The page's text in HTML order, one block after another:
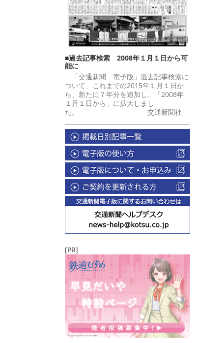
■過去記事検索 2008年１月１日から可
能に
「交通新聞 電子版」過去記事検索に
ついて、これまでの2015年１月１日か
ら、新たに７年分を追加し、「2008年
１月１日から」に拡大しまし
た。 交通新聞社
[PR]